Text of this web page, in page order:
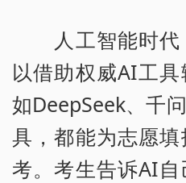
人工智能时代
以借助权威AI工
如DeepSeek、千
具，都能为志愿
考。考生告诉AI自